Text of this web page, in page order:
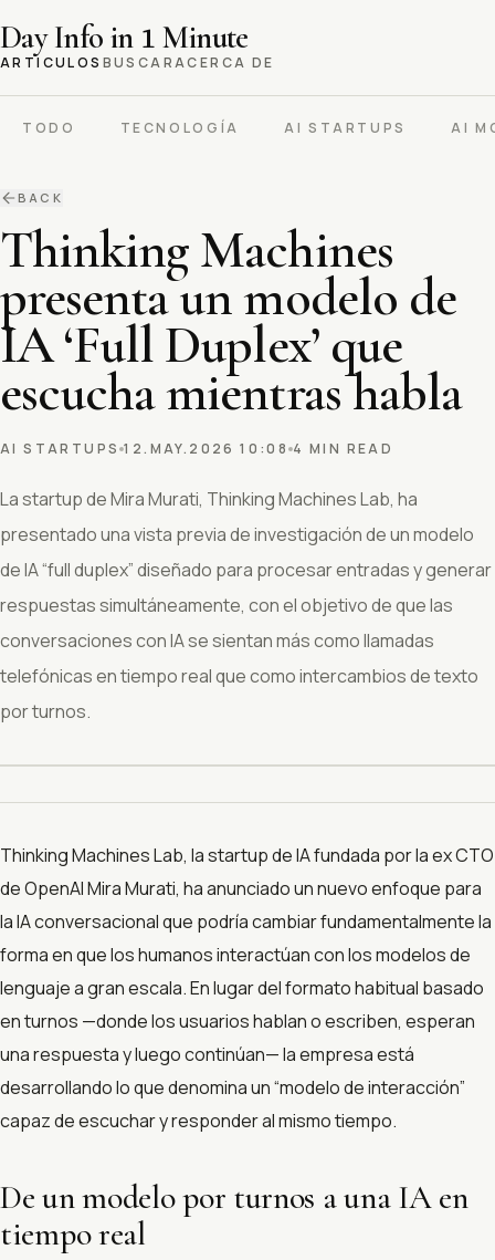
Day Info in 1 Minute
ARTICULOS BUSCARACERCA DE
TODO TECNOLOGÍA AI STARTUPS AI
BACK
Thinking Machines
presenta un modelo de
IA ‘Full Duplex’ que
escucha mientras habla
AI STARTUPS 12.MAY.2026 10:08 4 MIN READ
La startup de Mira Murati, Thinking Machines Lab, ha
presentado una vista previa de investigación de un modelo
de IA “full duplex” diseñado para procesar entradas y generar
respuestas simultáneamente, con el objetivo de que las
conversaciones con IA se sientan más como llamadas
telefónicas en tiempo real que como intercambios de texto
por turnos.
Thinking Machines Lab, la startup de IA fundada por la ex CTO
de OpenAI Mira Murati, ha anunciado un nuevo enfoque para
la IA conversacional que podría cambiar fundamentalmente la
forma en que los humanos interactúan con los modelos de
lenguaje a gran escala. En lugar del formato habitual basado
en turnos —donde los usuarios hablan o escriben, esperan
una respuesta y luego continúan— la empresa está
desarrollando lo que denomina un “modelo de interacción”
capaz de escuchar y responder al mismo tiempo.
De un modelo por turnos a una IA en
tiempo real